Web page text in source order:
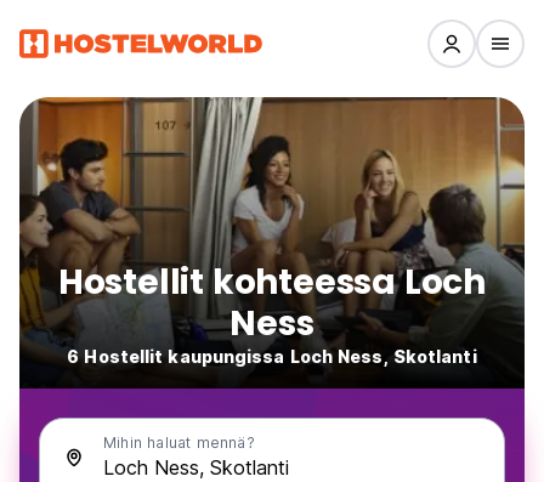
Hostellit kohteessa Loch
Ness
6 Hostellit kaupungissa Loch Ness, Skotlanti
Mihin haluat mennä?